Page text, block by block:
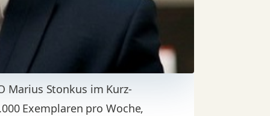
Marius Stonkus im Kurz-
Exemplaren pro Woche,